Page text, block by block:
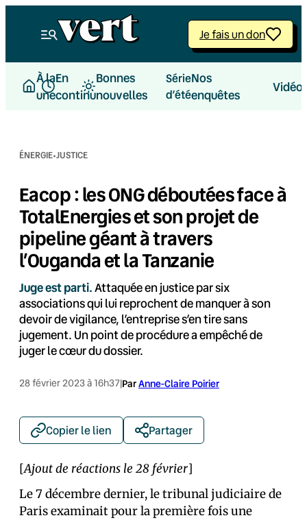
Je fais un don
À la
une
En
continu
Bonnes
nouvelles
Série
d’été
Nos
enquêtes
ÉNERGIE·JUSTICE
Eacop : les ONG déboutées face à
TotalEnergies et son projet de
pipeline géant à travers
l’Ouganda et la Tanzanie
Juge est parti.Attaquée en justice par six
associations qui lui reprochent de manquer à son
devoir de vigilance, l’entreprise s’en tire sans
jugement. Un point de procédure a empêché de
juger le cœur du dossier.
28 février 2023 à 16h37|ParAnne-Claire Poirier
Copier le lien Partager
[Ajout de réactions le 28 février]
Le 7 décembre dernier, le tribunal judiciaire de
Paris examinait pour la première fois une